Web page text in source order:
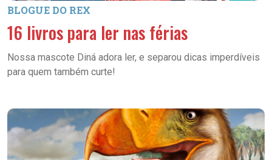
BLOGUE DO REX
16 livros para ler nas férias
Nossa mascote Diná adora ler, e separou dicas imperdíveis
para quem também curte!